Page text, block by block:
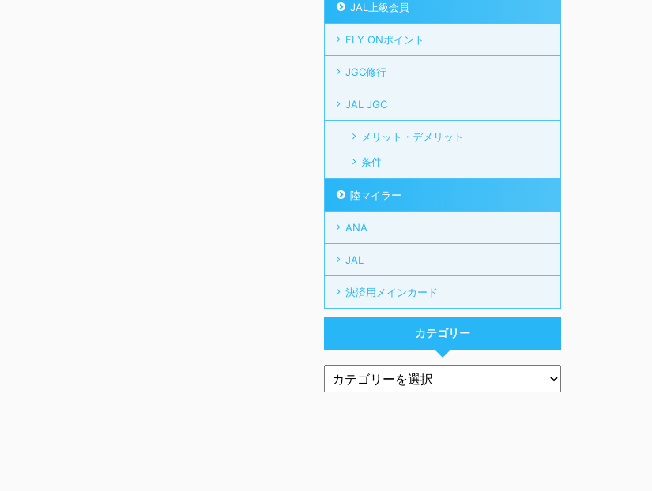
JAL上級会員
FLY ONポイント
JGC修行
JAL JGC
メリット・デメリット
条件
陸マイラー
ANA
JAL
決済用メインカード
カテゴリー